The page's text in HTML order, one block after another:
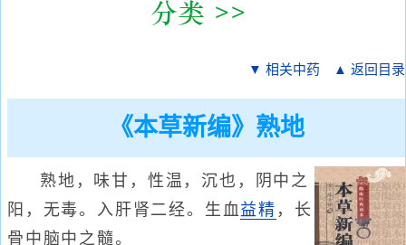
▼ 相关中药 ▲ 返回目录
《本草新编》熟地
熟地，味甘，性温，沉也，阴中之
阳，无毒。入肝肾二经。生血益精 ，长
骨中脑中之髓。